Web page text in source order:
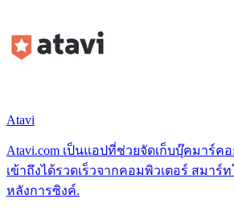
Atavi
Atavi.com เป็นแอปที่ช่วยจัดเก็บบุ๊คมาร์ค
เข้าถึงได้รวดเร็วจากคอมพิวเตอร์ สมาร์
หลังการซิงค์.